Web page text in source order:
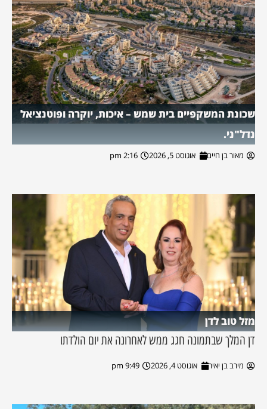
שכונת המשקפיים בית שמש – איכות, יוקרה ופוטנציאל
נדל"ני.
מאור בן חיים אוגוסט 5, 2026 2:16 pm
מזל טוב לדן
דן המלך שבתמונה חגג ממש לאחרונה את יום הולדתו
מירב בן יאיר אוגוסט 4, 2026 9:49 pm